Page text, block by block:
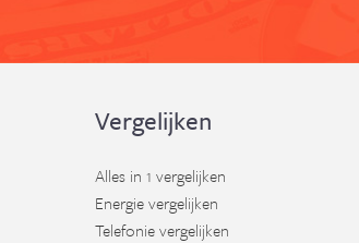
Vergelijken
Alles in 1 vergelijken
Energie vergelijken
Telefonie vergelijken